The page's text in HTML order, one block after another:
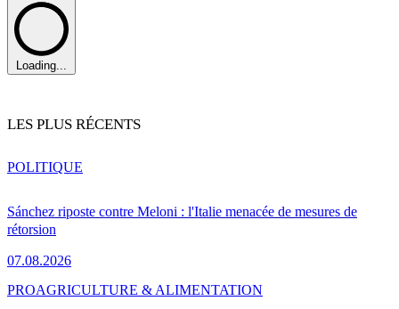
Loading...
LES PLUS RÉCENTS
Sánchez riposte contre Meloni : l'Italie menacée de mesures de
rétorsion
07.08.2026
POLITIQUE
PROAGRICULTURE & ALIMENTATION